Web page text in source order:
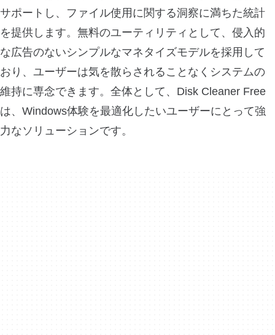
サポートし、ファイル使用に関する洞察に満ちた統計
を提供します。無料のユーティリティとして、侵入的
な広告のないシンプルなマネタイズモデルを採用して
おり、ユーザーは気を散らされることなくシステムの
維持に専念できます。全体として、Disk Cleaner Free
は、Windows体験を最適化したいユーザーにとって強
力なソリューションです。